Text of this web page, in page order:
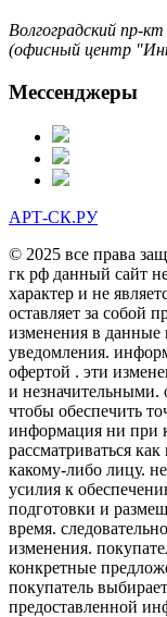
Волгоградский пр-
(офисный центр
Мессенджеры
АРТ-СК.РУ
© 2025 все права
гк рф данный сайт
характер и не
оставляет за собой
изменения в данные
уведомления.
офертой . эти
и незначительными.
чтобы обеспечить
информация ни при
рассматриваться
какому-либо лицу.
усилия к
подготовки и
время.
изменения.
конкретные
покупатель
предоставленной